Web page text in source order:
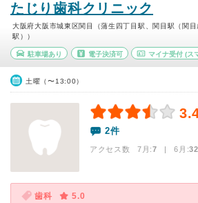
たじり歯科クリニック
大阪府大阪市城東区関目（蒲生四丁目駅、関目駅（関
駅））
駐車場あり 電子決済可 マイナ受付 (ス
土曜（〜13:00）
2件
アクセス数 7月:7 | 6月:32
歯科
5.0